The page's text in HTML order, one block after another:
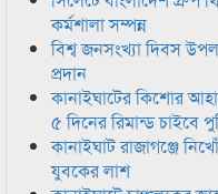
কর্মশালা সম্পন্ন
বিশ্ব জনসংখ্যা দিবস
প্রদান
কানাইঘাটের কিশোর
৫ দিনের রিমান্ড চাইবে
কানাইঘাট রাজাগঞ্জে
যুবকের লাশ